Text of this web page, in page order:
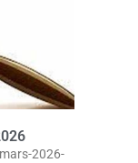
2026-